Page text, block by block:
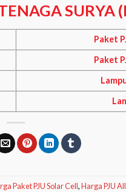
SURYA
Paket
Paket
Paket PJU Solar Cell,Harga PJU